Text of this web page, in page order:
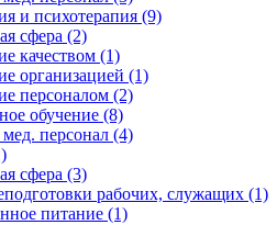
и психотерапия (9)
сфера (2)
качеством (1)
организацией (1)
персоналом (2)
обучение (8)
персонал (4)
сфера (3)
рабочих, служащих (1)
питание (1)